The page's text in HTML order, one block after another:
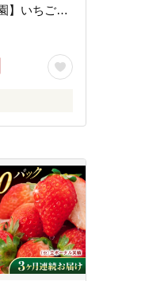
】いちご